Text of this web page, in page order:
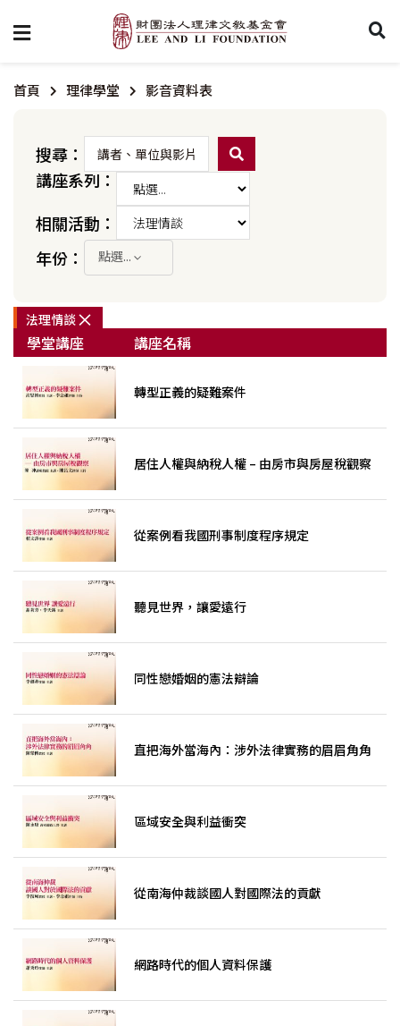
首頁 理律學堂 影音資料表
搜尋：
講座系列：
相關活動：
年份：
點選...
法理情談×
學堂講座 講座名稱
轉型正義的疑難案件
居住人權與納稅人權 – 由房市與房屋稅觀察
從案例看我國刑事制度程序規定
聽見世界，讓愛遠行
同性戀婚姻的憲法辯論
直把海外當海內：涉外法律實務的眉眉角角
區域安全與利益衝突
從南海仲裁談國人對國際法的貢獻
網路時代的個人資料保護